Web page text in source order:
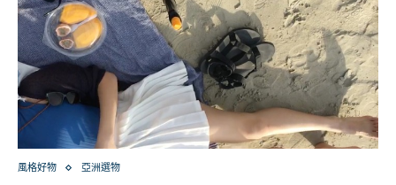
風格好物 亞洲選物